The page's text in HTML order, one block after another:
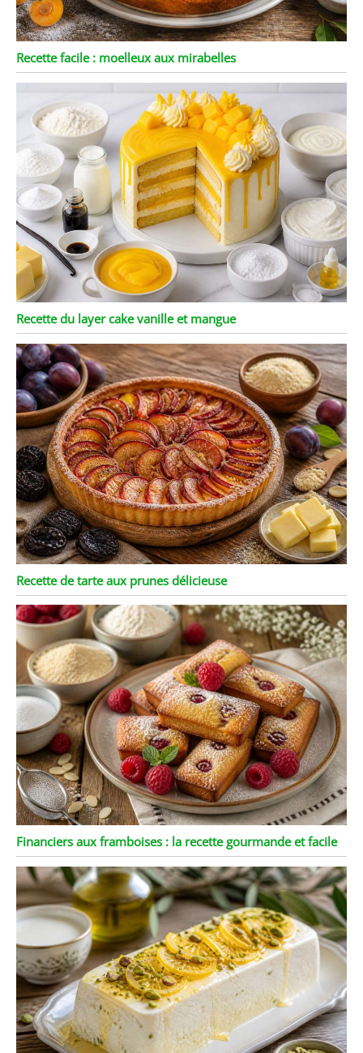
Recette facile : moelleux aux mirabelles
Recette du layer cake vanille et mangue
Recette de tarte aux prunes délicieuse
Financiers aux framboises : la recette gourmande et facile